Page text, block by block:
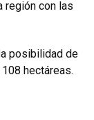
región con las
posibilidad de
hectáreas.